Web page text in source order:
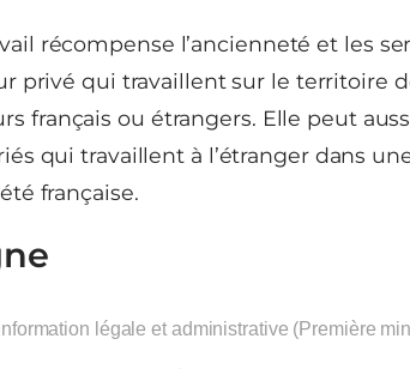
récompense l’ancienneté et les
privé qui travaillent sur le territoire
français ou étrangers. Elle peut
qui travaillent à l’étranger dans
française.
légale et administrative (Première